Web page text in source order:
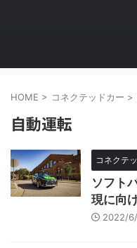
HOME > コネクテッドカー >
自動運転
コネクテ
ソフト
現に向
2022/